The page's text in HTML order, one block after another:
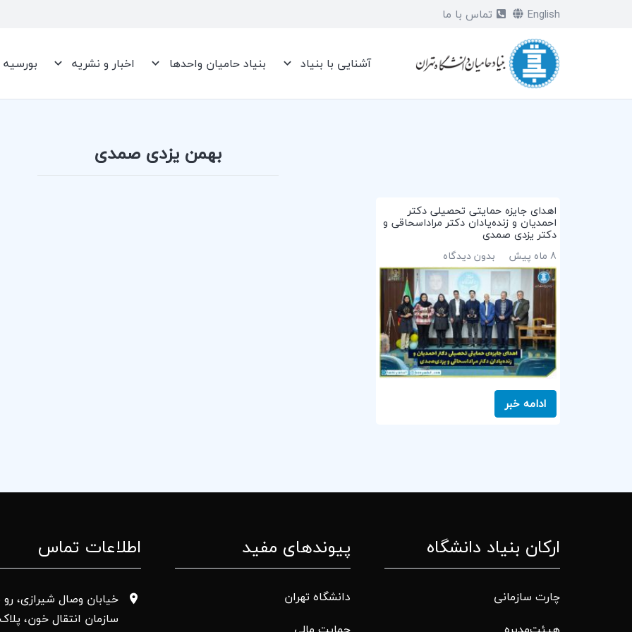
English تماس با ما
آشنایی با بنیاد بنیاد حامیان واحدها اخبار و نشریه بورسیه
بهمن یزدی صمدی
اهدای جایزه‌ حمایتی تحصیلی دکتر
احمدیان و زنده‌یادان دکتر مراداسحاقی و
دکتر یزدی صمدی
8 ماه پیش
بدون دیدگاه
ادامه خبر
ارکان بنیاد دانشگاه
چارت سازمانی
پیوندهای مفید
دانشگاه تهران
اطلاعات تماس
خیابان وصال شیرازی،
سازمان انتقال خون، پلاک 50